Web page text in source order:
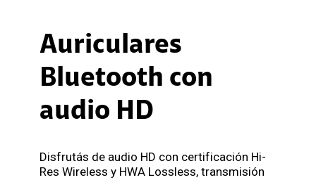
Auriculares
Bluetooth con
audio HD
Disfrutás de audio HD con certificación Hi-
Res Wireless y HWA Lossless, transmisión